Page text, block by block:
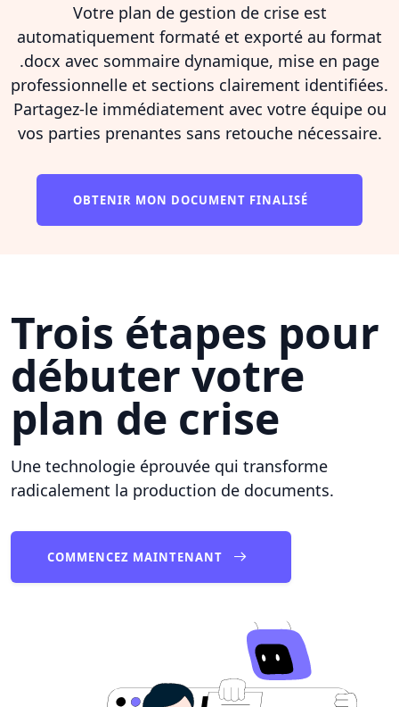
Votre plan de gestion de crise est
automatiquement formaté et exporté au format
.docx avec sommaire dynamique, mise en page
professionnelle et sections clairement identifiées.
Partagez-le immédiatement avec votre équipe ou
vos parties prenantes sans retouche nécessaire.
OBTENIR MON DOCUMENT FINALISÉ
Trois étapes pour
débuter votre
plan de crise
Une technologie éprouvée qui transforme
radicalement la production de documents.
COMMENCEZ MAINTENANT